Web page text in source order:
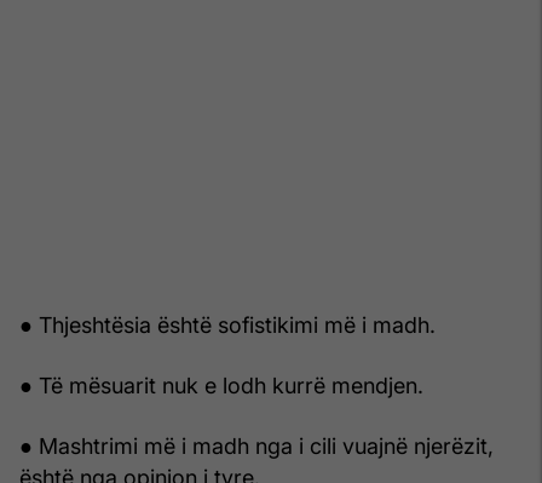
● Thjeshtësia është sofistikimi më i madh.
● Të mësuarit nuk e lodh kurrë mendjen.
● Mashtrimi më i madh nga i cili vuajnë njerëzit,
është nga opinion i tyre.